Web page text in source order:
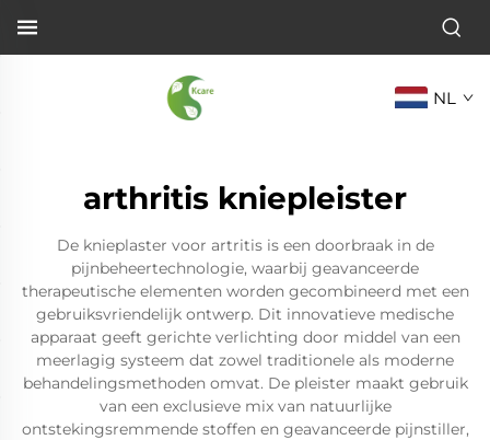
NL
arthritis kniepleister
De knieplaster voor artritis is een doorbraak in de
pijnbeheertechnologie, waarbij geavanceerde
therapeutische elementen worden gecombineerd met een
gebruiksvriendelijk ontwerp. Dit innovatieve medische
apparaat geeft gerichte verlichting door middel van een
meerlagig systeem dat zowel traditionele als moderne
behandelingsmethoden omvat. De pleister maakt gebruik
van een exclusieve mix van natuurlijke
ontstekingsremmende stoffen en geavanceerde pijnstiller,